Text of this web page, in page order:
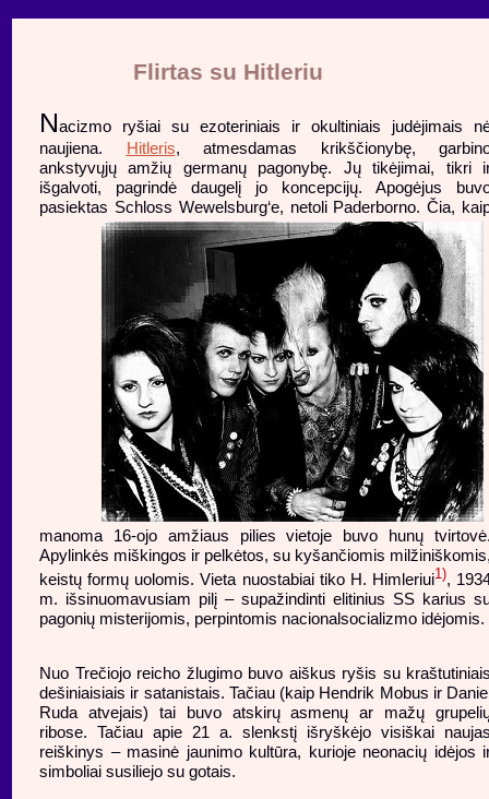
Flirtas su Hitleriu
Nacizmo ryšiai su ezoteriniais ir okultiniais judėjimais
naujiena. Hitleris, atmesdamas krikščionybę,
ankstyvųjų amžių germanų pagonybę. Jų tikėjimai, tikri
išgalvoti, pagrindė daugelį jo koncepcijų. Apogėjus
pasiektas Schloss Wewelsburg‘e, netoli Paderborno. Čia,
manoma 16-ojo amžiaus pilies vietoje buvo hunų
Apylinkės miškingos ir pelkėtos, su kyšančiomis
keistų formų uolomis. Vieta nuostabiai tiko H. Himleriui1),
m. išsinuomavusiam pilį – supažindinti elitinius SS karius
pagonių misterijomis, perpintomis nacionalsocializmo idėjomis.
Nuo Trečiojo reicho žlugimo buvo aiškus ryšis su
dešiniaisiais ir satanistais. Tačiau (kaip Hendrik Mobus ir
Ruda atvejais) tai buvo atskirų asmenų ar mažų
ribose. Tačiau apie 21 a. slenkstį išryškėjo visiškai
reiškinys – masinė jaunimo kultūra, kurioje neonacių idėjos
simboliai susiliejo su gotais.